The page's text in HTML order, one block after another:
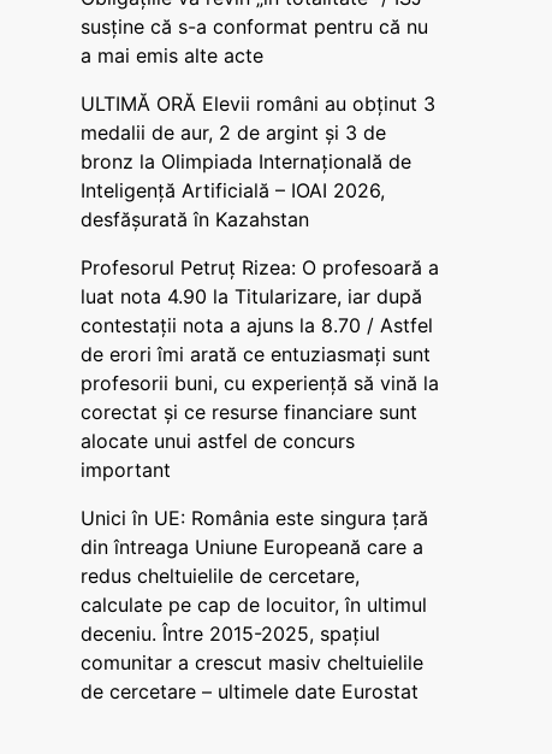
susține că s-a conformat pentru că nu
a mai emis alte acte
ULTIMĂ ORĂ Elevii români au obținut 3
medalii de aur, 2 de argint și 3 de
bronz la Olimpiada Internațională de
Inteligență Artificială – IOAI 2026,
desfășurată în Kazahstan
Profesorul Petruț Rizea: O profesoară a
luat nota 4.90 la Titularizare, iar după
contestații nota a ajuns la 8.70 / Astfel
de erori îmi arată ce entuziasmați sunt
profesorii buni, cu experiență să vină la
corectat și ce resurse financiare sunt
alocate unui astfel de concurs
important
Unici în UE: România este singura țară
din întreaga Uniune Europeană care a
redus cheltuielile de cercetare,
calculate pe cap de locuitor, în ultimul
deceniu. Între 2015-2025, spațiul
comunitar a crescut masiv cheltuielile
de cercetare – ultimele date Eurostat